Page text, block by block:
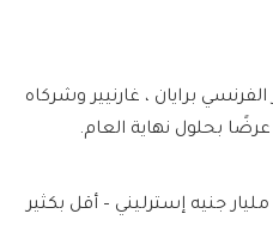
برايان ، غارنيير وشركاه
بحلول نهاية العام.
تقدر قيمة Deliveroo بحوالي 2.2 مليار جنيه إسترليني – أقل بكثير